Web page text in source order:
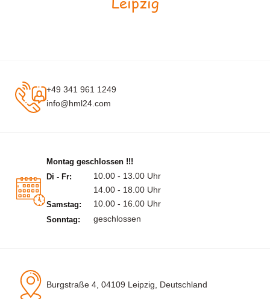
+49 341 961 1249
info@hml24.com
Montag geschlossen !!!
Di - Fr:
10.00 - 13.00 Uhr
14.00 - 18.00 Uhr
Samstag: 10.00 - 16.00 Uhr
Sonntag: geschlossen
Burgstraße 4, 04109 Leipzig, Deutschland